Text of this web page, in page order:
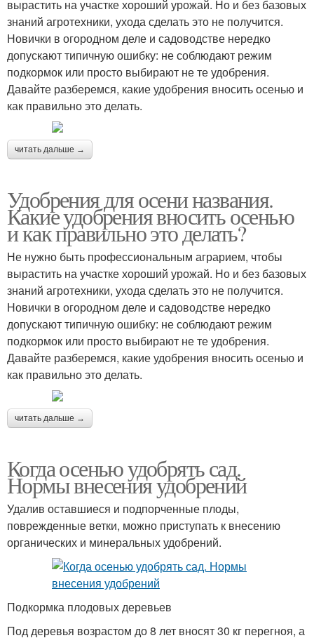
вырастить на участке хороший урожай. Но и без базовых
знаний агротехники, ухода сделать это не получится.
Новички в огородном деле и садоводстве нередко
допускают типичную ошибку: не соблюдают режим
подкормок или просто выбирают не те удобрения.
Давайте разберемся, какие удобрения вносить осенью и
как правильно это делать.
читать дальше →
Удобрения для осени названия.
Какие удобрения вносить осенью
и как правильно это делать?
Не нужно быть профессиональным аграрием, чтобы
вырастить на участке хороший урожай. Но и без базовых
знаний агротехники, ухода сделать это не получится.
Новички в огородном деле и садоводстве нередко
допускают типичную ошибку: не соблюдают режим
подкормок или просто выбирают не те удобрения.
Давайте разберемся, какие удобрения вносить осенью и
как правильно это делать.
читать дальше →
Когда осенью удобрять сад.
Нормы внесения удобрений
Удалив оставшиеся и подпорченные плоды,
поврежденные ветки, можно приступать к внесению
органических и минеральных удобрений.
Подкормка плодовых деревьев
Под деревья возрастом до 8 лет вносят 30 кг перегноя, а